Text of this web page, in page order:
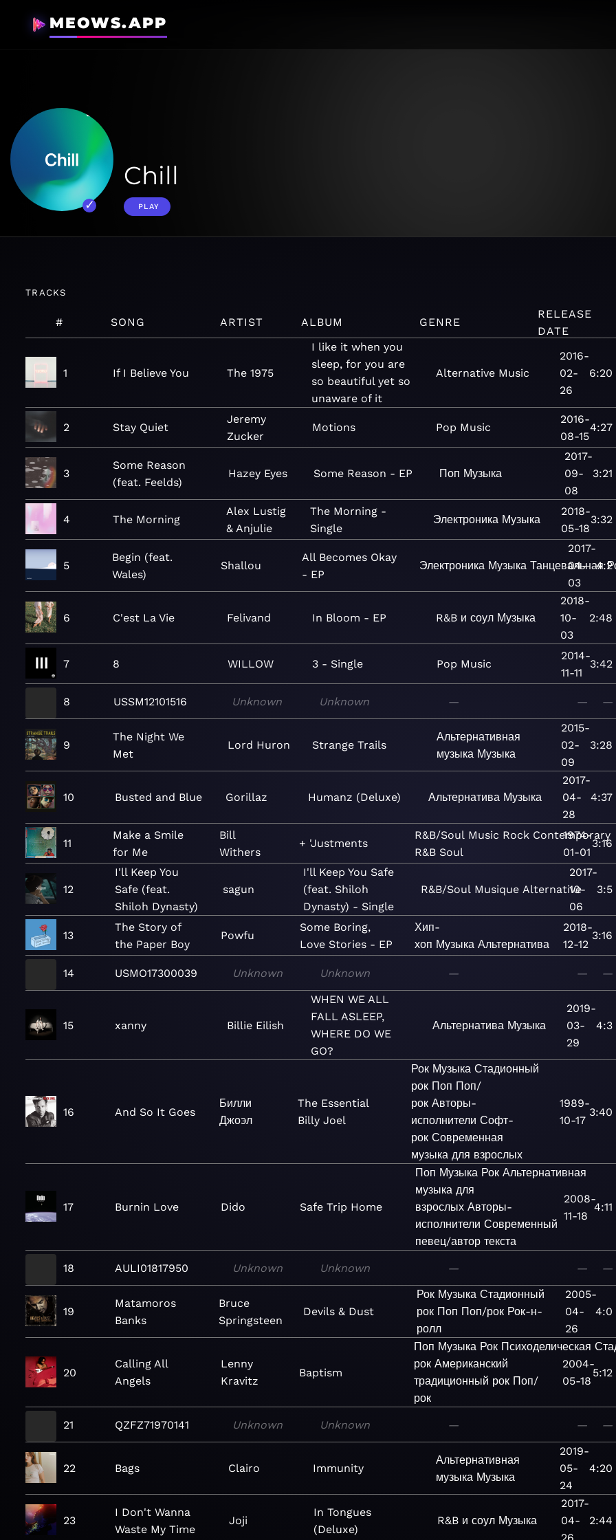
MEOWS.APP
Chill
PLAY
TRACKS
# SONG ARTIST ALBUM GENRE
RELEASE
DATE
1 If I Believe You The 1975
I like it when you
sleep, for you are
so beautiful yet so
unaware of it
Alternative Music
2016-
02-
26
6:20
2 Stay Quiet
Jeremy
Zucker
Motions Pop Music
2016-
08-15
4:27
3
Some Reason
(feat. Feelds)
Hazey Eyes Some Reason - EP Поп Музыка
2017-
09-
08
3:21
4 The Morning
Alex Lustig
& Anjulie
The Morning -
Single
Электроника Музыка
2018-
05-18
3:32
5
Begin (feat.
Wales)
Shallou
All Becomes Okay
- EP
Электроника Музыка Танцевальная
2017-
04-
03
4:2
6 C'est La Vie Felivand In Bloom - EP R&B и соул Музыка
2018-
10-
03
2:48
7 8 WILLOW 3 - Single Pop Music
2014-
11-11
3:42
8 USSM12101516 Unknown Unknown — — —
9
The Night We
Met
Lord Huron Strange Trails
Альтернативная
музыка Музыка
2015-
02-
09
3:28
10 Busted and Blue Gorillaz Humanz (Deluxe) Альтернатива Музыка
2017-
04-
28
4:37
11
Make a Smile
for Me
Bill
Withers
+ 'Justments
R&B/Soul Music Rock Contemporary
R&B Soul
1974-
01-01
3:16
12
I'll Keep You
Safe (feat.
Shiloh Dynasty)
sagun
I'll Keep You Safe
(feat. Shiloh
Dynasty) - Single
R&B/Soul Musique Alternative
2017-
10-
06
3:5
13
The Story of
the Paper Boy
Powfu
Some Boring,
Love Stories - EP
Хип-
хоп Музыка Альтернатива
2018-
12-12
3:16
14 USMO17300039 Unknown Unknown — — —
15 xanny Billie Eilish
WHEN WE ALL
FALL ASLEEP,
WHERE DO WE
GO?
Альтернатива Музыка
2019-
03-
29
4:3
16 And So It Goes
Билли
Джоэл
The Essential
Billy Joel
Рок Музыка Стадионный
рок Поп Поп/
рок Авторы-
исполнители Софт-
рок Современная
музыка для взрослых
1989-
10-17
3:40
17 Burnin Love Dido Safe Trip Home
Поп Музыка Рок Альтернативная
музыка для
взрослых Авторы-
исполнители Современный
певец/автор текста
2008-
11-18
4:11
18 AULI01817950 Unknown Unknown — — —
19
Matamoros
Banks
Bruce
Springsteen
Devils & Dust
Рок Музыка Стадионный
рок Поп Поп/рок Рок-н-
ролл
2005-
04-
26
4:0
20
Calling All
Angels
Lenny
Kravitz
Baptism
Поп Музыка Рок Психоделическая
рок Американский
традиционный рок Поп/
рок
2004-
05-18
5:12
21 QZFZ71970141 Unknown Unknown — — —
22 Bags Clairo Immunity
Альтернативная
музыка Музыка
2019-
05-
24
4:20
23
I Don't Wanna
Waste My Time
Joji
In Tongues
(Deluxe)
R&B и соул Музыка
2017-
04-
2:44